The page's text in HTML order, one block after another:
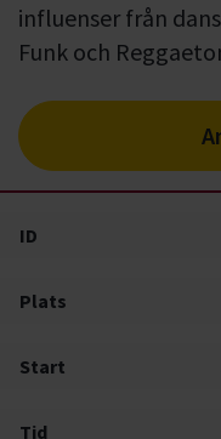
influenser från
Funk och
ID
Plats
Start
Tid